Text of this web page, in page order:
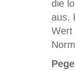
die
aus.
Wert